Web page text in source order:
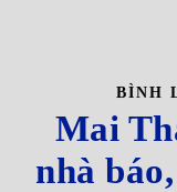
BÌNH
Mai
nhà